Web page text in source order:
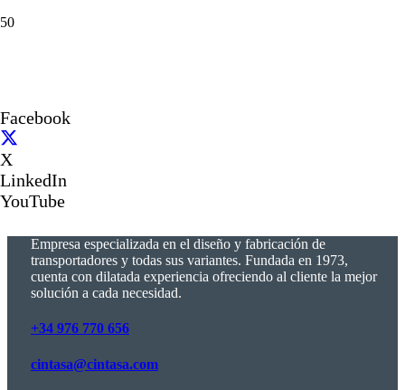
Facebook
X
LinkedIn
YouTube
Empresa especializada en el diseño y fabricación de
transportadores y todas sus variantes. Fundada en 1973,
cuenta con dilatada experiencia ofreciendo al cliente la mejor
solución a cada necesidad.
+34 976 770 656
cintasa@cintasa.com